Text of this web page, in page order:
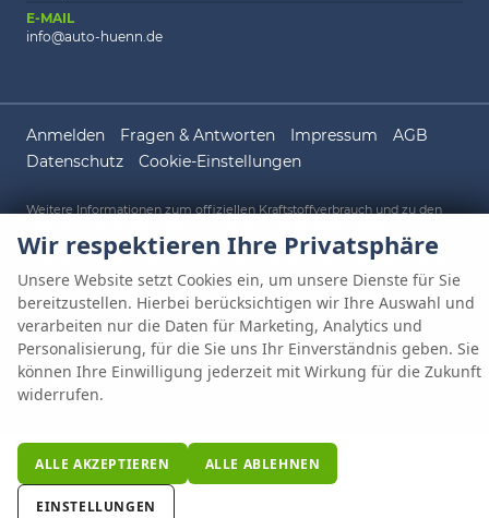
E-MAIL
info@auto-huenn.de
Anmelden Fragen & Antworten Impressum
AGB
Datenschutz
Cookie-Einstellungen
Weitere Informationen zum offiziellen Kraftstoffverbrauch und zu den
Stromverbrauch neuer PKW können dem 'Leitfaden über den offiziellen
Kraftstoffverbrauch, die offiziellen spezifischen CO -Emissionen und den
offiziellen Stromverbrauch neuer PKW' entnommen werden, der an allen
Verkaufsstellen und bei der 'Deutschen Automobil Treuhand GmbH'
unentgeltlich erhältlich ist unter www.dat.de.
© 2026 AUTO HÜNN OHG,Gewerbepark A 1,93086Wörth an der
Donau,09482/80248-0
Wir respektieren Ihre Privatsphäre
Unsere Website setzt Cookies ein, um unsere Dienste für Sie
bereitzustellen. Hierbei berücksichtigen wir Ihre Auswahl und
verarbeiten nur die Daten für Marketing, Analytics und
Personalisierung, für die Sie uns Ihr Einverständnis geben. Sie
können Ihre Einwilligung jederzeit mit Wirkung für die Zukunft
widerrufen.
ALLE AKZEPTIEREN ALLE ABLEHNEN
EINSTELLUNGEN